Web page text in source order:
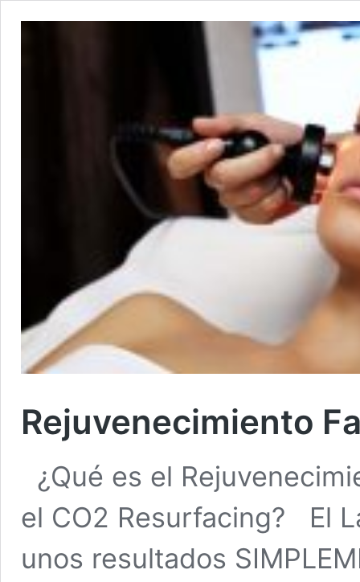
Rejuvenecimiento
¿Qué es el
el CO2 Resurfacing? El
unos resultados